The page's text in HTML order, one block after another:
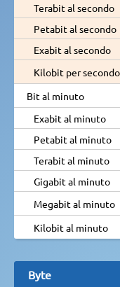
Terabit al secondo
Petabit al secondo
Exabit al secondo
Kilobit per secondo
Bit al minuto
Exabit al minuto
Petabit al minuto
Terabit al minuto
Gigabit al minuto
Megabit al minuto
Kilobit al minuto
Byte